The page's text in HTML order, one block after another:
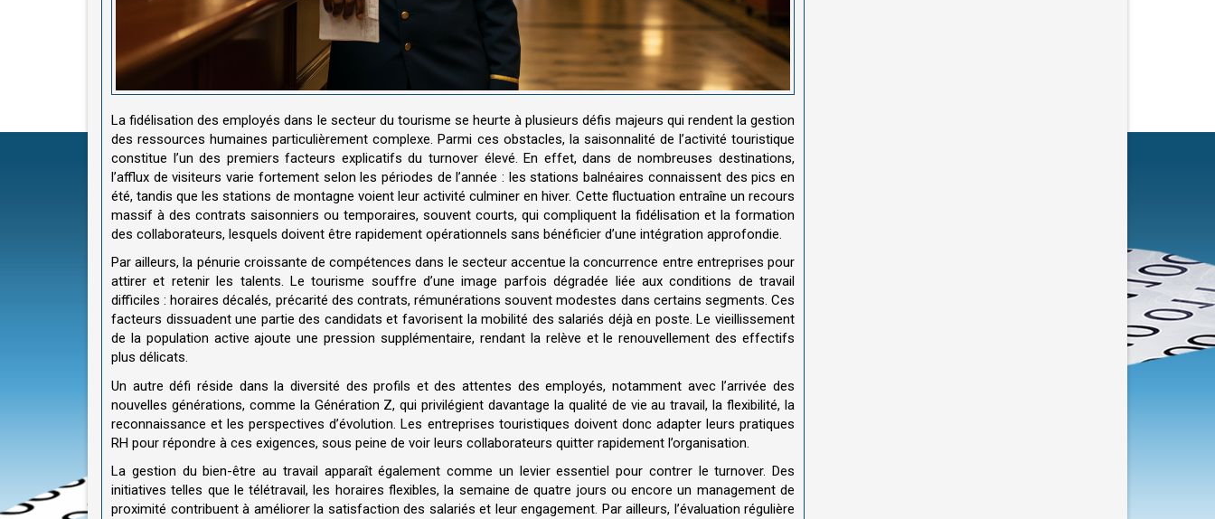
La fidélisation des employés dans le secteur du tourisme se heurte à plusieurs défis majeurs qui rendent la gestion
des ressources humaines particulièrement complexe. Parmi ces obstacles, la saisonnalité de l’activité touristique
constitue l’un des premiers facteurs explicatifs du turnover élevé. En effet, dans de nombreuses destinations,
l’afflux de visiteurs varie fortement selon les périodes de l’année : les stations balnéaires connaissent des pics en
été, tandis que les stations de montagne voient leur activité culminer en hiver. Cette fluctuation entraîne un recours
massif à des contrats saisonniers ou temporaires, souvent courts, qui compliquent la fidélisation et la formation
des collaborateurs, lesquels doivent être rapidement opérationnels sans bénéficier d’une intégration approfondie.
Par ailleurs, la pénurie croissante de compétences dans le secteur accentue la concurrence entre entreprises pour
attirer et retenir les talents. Le tourisme souffre d’une image parfois dégradée liée aux conditions de travail
difficiles : horaires décalés, précarité des contrats, rémunérations souvent modestes dans certains segments. Ces
facteurs dissuadent une partie des candidats et favorisent la mobilité des salariés déjà en poste. Le vieillissement
de la population active ajoute une pression supplémentaire, rendant la relève et le renouvellement des effectifs
plus délicats.
Un autre défi réside dans la diversité des profils et des attentes des employés, notamment avec l’arrivée des
nouvelles générations, comme la Génération Z, qui privilégient davantage la qualité de vie au travail, la flexibilité, la
reconnaissance et les perspectives d’évolution. Les entreprises touristiques doivent donc adapter leurs pratiques
RH pour répondre à ces exigences, sous peine de voir leurs collaborateurs quitter rapidement l’organisation.
La gestion du bien-être au travail apparaît également comme un levier essentiel pour contrer le turnover. Des
initiatives telles que le télétravail, les horaires flexibles, la semaine de quatre jours ou encore un management de
proximité contribuent à améliorer la satisfaction des salariés et leur engagement. Par ailleurs, l’évaluation régulière